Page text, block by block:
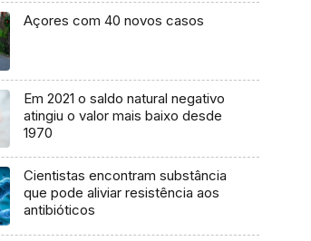
Açores com 40 novos casos
Em 2021 o saldo natural negativo
atingiu o valor mais baixo desde
1970
Cientistas encontram substância
que pode aliviar resistência aos
antibióticos